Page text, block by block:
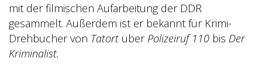
mit der filmischen Aufarbeitung der DDR
gesammelt. Außerdem ist er bekannt für Krimi-
Drehbücher von Tatort über Polizeiruf 110 bis Der
Kriminalist.